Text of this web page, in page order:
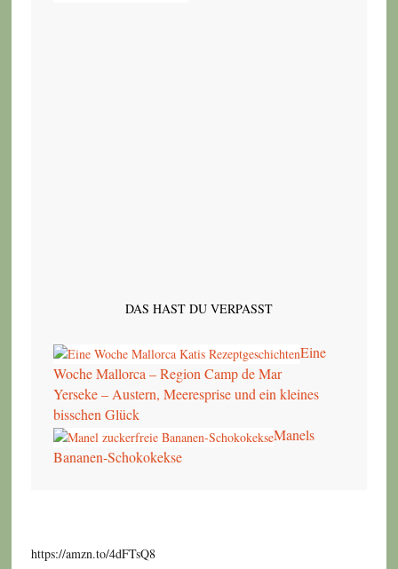
DAS HAST DU VERPASST
Eine
Woche Mallorca – Region Camp de Mar
Yerseke – Austern, Meeresprise und ein kleines
bisschen Glück
Manels
Bananen-Schokokekse
https://amzn.to/4dFTsQ8